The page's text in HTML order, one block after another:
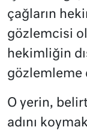
çağların
gözlemcisi
hekimliğin
gözlemleme
O yerin,
adını